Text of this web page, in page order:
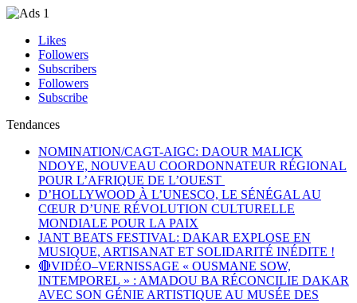
Likes
Followers
Subscribers
Followers
Subscribe
Tendances
NOMINATION/CAGT-AIGC: DAOUR MALICK
NDOYE, NOUVEAU COORDONNATEUR RÉGIONAL
POUR L’AFRIQUE DE L’OUEST
D’HOLLYWOOD À L’UNESCO, LE SÉNÉGAL AU
CŒUR D’UNE RÉVOLUTION CULTURELLE
MONDIALE POUR LA PAIX
JANT BEATS FESTIVAL: DAKAR EXPLOSE EN
MUSIQUE, ARTISANAT ET SOLIDARITÉ INÉDITE !
🔴VIDÉO–VERNISSAGE « OUSMANE SOW,
INTEMPOREL » : AMADOU BA RÉCONCILIE DAKAR
AVEC SON GÉNIE ARTISTIQUE AU MUSÉE DES